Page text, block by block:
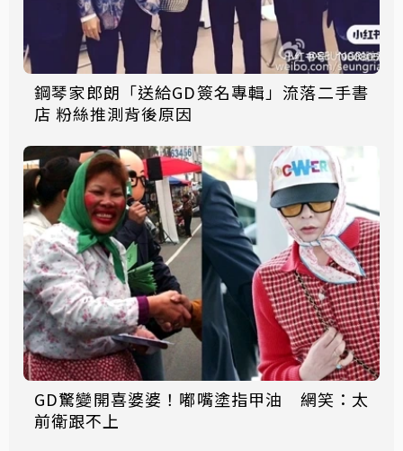
鋼琴家郎朗「送給GD簽名專輯」流落二手書
店 粉絲推測背後原因
GD驚變開喜婆婆！嘟嘴塗指甲油 網笑：太
前衛跟不上